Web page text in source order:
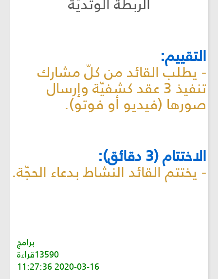
التقييم:
- يطلب القائد من كلّ مشارك
تنفيذ 3 عقد كشفيّة وإرسال
صورها (فيديو أو فوتو).
الاختتام (3 دقائق):
- يختتم القائد النشاط بدعاء الحجّة.
برامج
13590قراءة
2020-03-16 11:27:36